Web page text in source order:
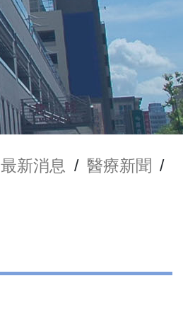
最新消息 / 醫療新聞 /